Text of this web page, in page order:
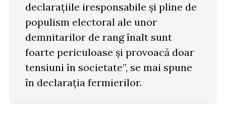
declarațiile iresponsabile și pline de
populism electoral ale unor
demnitarilor de rang înalt sunt
foarte periculoase și provoacă doar
tensiuni în societate”, se mai spune
în declarația fermierilor.